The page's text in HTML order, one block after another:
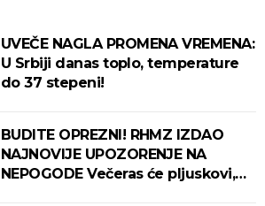
UVEČE NAGLA PROMENA VREMENA:
U Srbiji danas toplo, temperature
do 37 stepeni!
BUDITE OPREZNI! RHMZ IZDAO
NAJNOVIJE UPOZORENJE NA
NEPOGODE Večeras će pljuskovi,